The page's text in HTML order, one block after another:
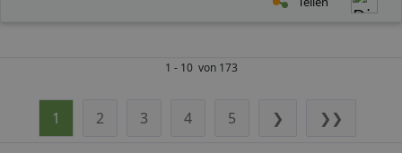
1 - 10 von 173
1 2 3 4 5 ❯ ❯❯